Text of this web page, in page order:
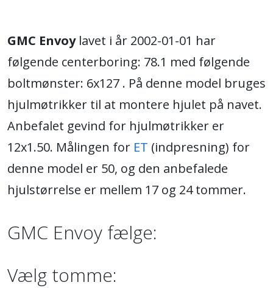
GMC Envoylavet i år 2002-01-01 har
følgende centerboring: 78.1 med følgende
boltmønster: 6x127 . På denne model bruges
hjulmøtrikker til at montere hjulet på navet.
Anbefalet gevind for hjulmøtrikker er
12x1.50. Målingen for ET (indpresning) for
denne model er 50, og den anbefalede
hjulstørrelse er mellem 17 og 24 tommer.
GMC Envoy fælge:
Vælg tomme: